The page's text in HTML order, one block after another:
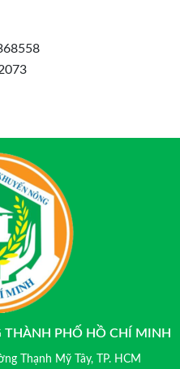
THÀNH PHỐ HỒ CHÍ MINH
Thạnh Mỹ Tây, TP. HCM